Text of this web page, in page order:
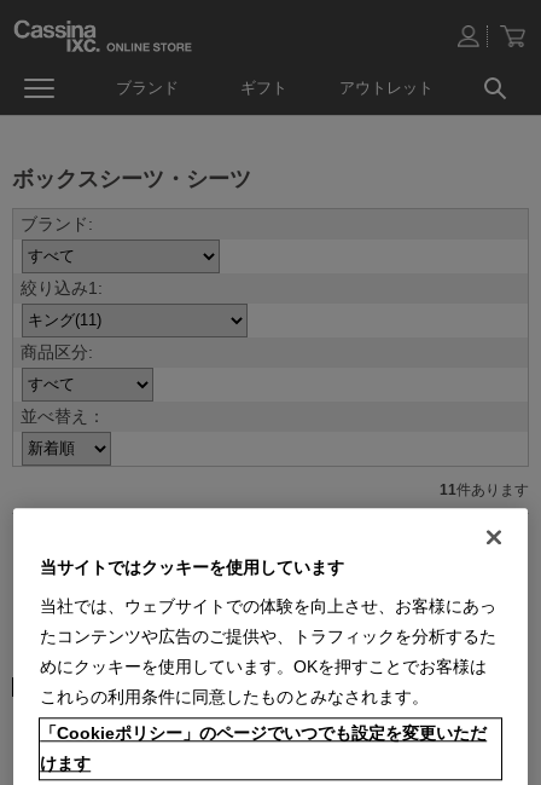
ブランド ギフト アウトレット
ボックスシーツ・シーツ
並べ替え：
11件あります
SOCIETY (ソサエティ) - REM ボッ
クスシーツ キング(63 VERBENA)
（キング 63 VERBENA）
BASIC
SOCIETY (ソサエティ) - REM ボッ
クスシーツ キング（216
当サイトではクッキーを使用しています
当社では、ウェブサイトでの体験を向上させ、お客様にあっ
たコンテンツや広告のご提供や、トラフィックを分析するた
めにクッキーを使用しています。OKを押すことでお客様は
これらの利用条件に同意したものとみなされます。
「Cookieポリシー」のページでいつでも設定を変更いただ
けます